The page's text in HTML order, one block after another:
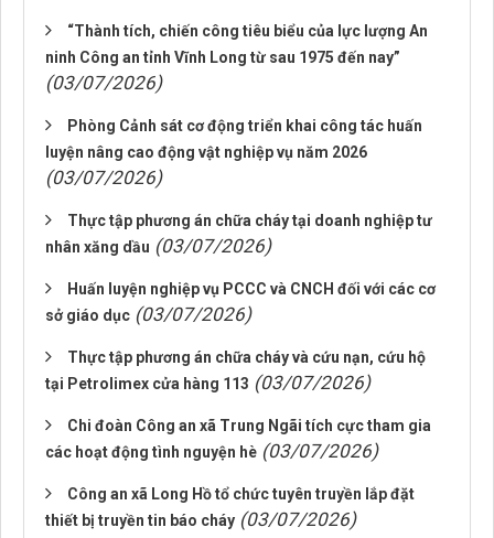
“Thành tích, chiến công tiêu biểu của lực lượng An
ninh Công an tỉnh Vĩnh Long từ sau 1975 đến nay”
(03/07/2026)
Phòng Cảnh sát cơ động triển khai công tác huấn
luyện nâng cao động vật nghiệp vụ năm 2026
(03/07/2026)
Thực tập phương án chữa cháy tại doanh nghiệp tư
nhân xăng dầu (03/07/2026)
Huấn luyện nghiệp vụ PCCC và CNCH đối với các cơ
sở giáo dục (03/07/2026)
Thực tập phương án chữa cháy và cứu nạn, cứu hộ
tại Petrolimex cửa hàng 113 (03/07/2026)
Chi đoàn Công an xã Trung Ngãi tích cực tham gia
các hoạt động tình nguyện hè (03/07/2026)
Công an xã Long Hồ tổ chức tuyên truyền lắp đặt
thiết bị truyền tin báo cháy (03/07/2026)